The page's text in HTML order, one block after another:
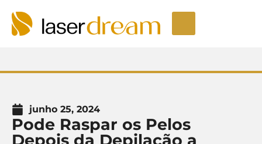
junho 25, 2024
Pode Raspar os Pelos